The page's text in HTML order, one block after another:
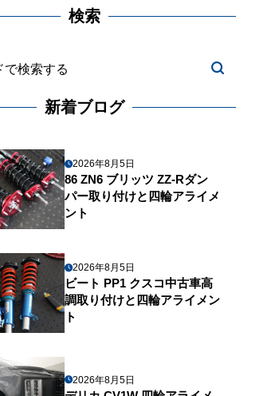
検索
新着ブログ
2026年8月5日
86 ZN6 ブリッツ ZZ-Rダン
パー取り付けと四輪アライメ
ント
2026年8月5日
ビート PP1 クスコ中古車高
調取り付けと四輪アライメン
ト
2026年8月5日